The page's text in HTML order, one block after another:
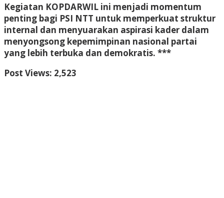
Kegiatan KOPDARWIL ini menjadi momentum
penting bagi PSI NTT untuk memperkuat struktur
internal dan menyuarakan aspirasi kader dalam
menyongsong kepemimpinan nasional partai
yang lebih terbuka dan demokratis. ***
Post Views: 2,523